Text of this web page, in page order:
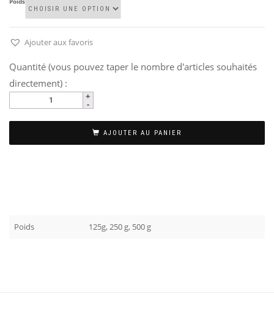
Poids
Ajouter aux favoris
Quantité (vous pouvez taper le nombre d'articles souhaités
directement) :
AJOUTER AU PANIER
Poids 125g, 250 g, 500 g